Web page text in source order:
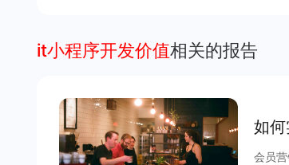
it小程序开发价值相关的报告
如
会员